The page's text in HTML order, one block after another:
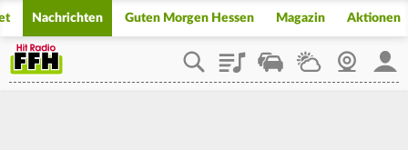
Nachrichten Guten Morgen Hessen Magazin Aktionen
PlaylistStaupilotWetterWebcam